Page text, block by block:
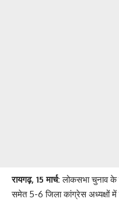
रायगढ़, 15 मार्च: लोकसभा चुनाव के
समेत 5-6 जिला कांग्रेस अध्यक्षों